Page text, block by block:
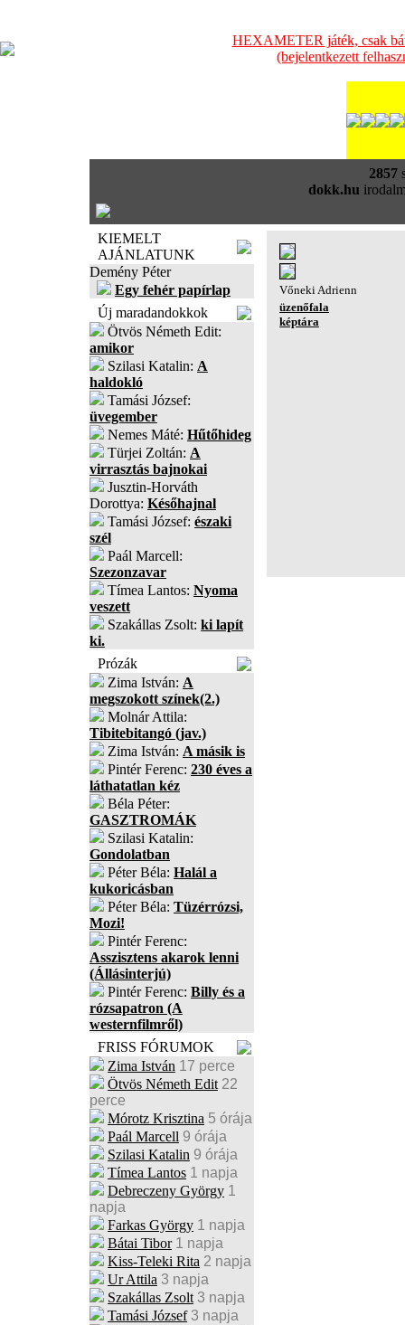
HEXAMETER játék, csak
(bejelentkezett
2857
dokk.hu
KIEMELT
AJÁNLATUNK
Demény Péter
Egy fehér papírlap
Új maradandokkok
Ötvös Németh Edit:
amikor
Szilasi Katalin: A
haldokló
Tamási József:
üvegember
Nemes Máté: Hűtőhideg
Türjei Zoltán: A
virrasztás bajnokai
Jusztin-Horváth
Dorottya: Későhajnal
Tamási József: északi
szél
Paál Marcell:
Szezonzavar
Tímea Lantos: Nyoma
veszett
Szakállas Zsolt: ki lapít
ki.
Prózák
Zima István: A
megszokott színek(2.)
Molnár Attila:
Tibitebitangó (jav.)
Zima István: A másik is
Pintér Ferenc: 230 éves a
láthatatlan kéz
Béla Péter:
GASZTROMÁK
Szilasi Katalin:
Gondolatban
Péter Béla: Halál a
kukoricásban
Péter Béla: Tüzérrózsi,
Mozi!
Pintér Ferenc:
Asszisztens akarok lenni
(Állásinterjú)
Pintér Ferenc: Billy és a
rózsapatron (A
westernfilmről)
FRISS FÓRUMOK
Zima István 17 perce
Ötvös Németh Edit 22
perce
Mórotz Krisztina 5 órája
Paál Marcell 9 órája
Szilasi Katalin 9 órája
Tímea Lantos 1 napja
Debreczeny György 1
napja
Farkas György 1 napja
Bátai Tibor 1 napja
Kiss-Teleki Rita 2 napja
Ur Attila 3 napja
Szakállas Zsolt 3 napja
Tamási József 3 napja
Vőneki Adrienn
üzenőfala
képtára